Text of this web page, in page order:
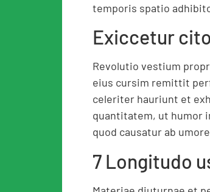
temporis spatio
Exiccetur cito
Revolutio vestium
eius cursim remittit
celeriter hauriunt et
quantitatem, ut humor
quod causatur ab
7 Longitudo